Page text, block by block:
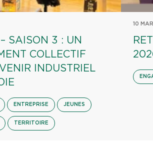
– SAISON 3 : UN
COLLECTIF
INDUSTRIEL
ENTREPRISE JEUNES
TERRITOIRE
10